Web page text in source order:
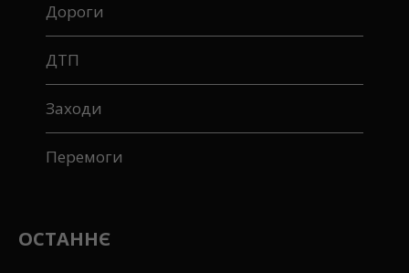
Дороги
ДТП
Заходи
Перемоги
ОСТАННЄ